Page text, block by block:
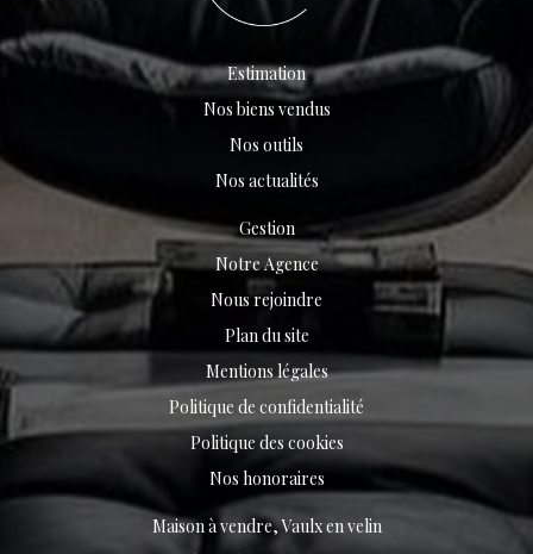
Estimation
Nos biens vendus
Nos outils
Nos actualités
Gestion
Notre Agence
Nous rejoindre
Plan du site
Mentions légales
Politique de confidentialité
Politique des cookies
Nos honoraires
Maison à vendre, Vaulx en velin